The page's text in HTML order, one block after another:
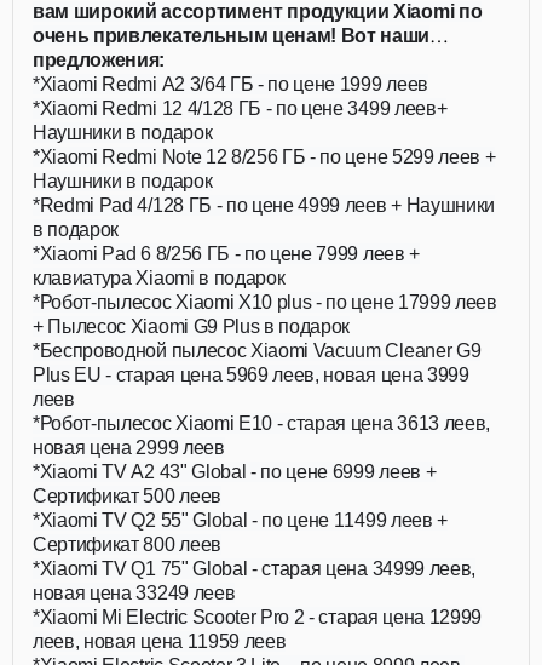
вам широкий ассортимент продукции Xiaomi по
очень привлекательным ценам! Вот наши
предложения:
*Xiaomi Redmi A2 3/64 ГБ - по цене 1999 леев
*Xiaomi Redmi 12 4/128 ГБ - по цене 3499 леев+
Наушники в подарок
*Xiaomi Redmi Note 12 8/256 ГБ - по цене 5299 леев +
Наушники в подарок
*Redmi Pad 4/128 ГБ - по цене 4999 леев + Наушники
в подарок
*Xiaomi Pad 6 8/256 ГБ - по цене 7999 леев +
клавиатура Xiaomi в подарок
*Робот-пылесос Xiaomi X10 plus - по цене 17999 леев
+ Пылесос Xiaomi G9 Plus в подарок
*Беспроводной пылесос Xiaomi Vacuum Cleaner G9
Plus EU - старая цена 5969 леев, новая цена 3999
леев
*Робот-пылесос Xiaomi E10 - старая цена 3613 леев,
новая цена 2999 леев
*Xiaomi TV A2 43" Global - по цене 6999 леев +
Сертификат 500 леев
*Xiaomi TV Q2 55" Global - по цене 11499 леев +
Сертификат 800 леев
*Xiaomi TV Q1 75" Global - старая цена 34999 леев,
новая цена 33249 леев
*Xiaomi Mi Electric Scooter Pro 2 - старая цена 12999
леев, новая цена 11959 леев